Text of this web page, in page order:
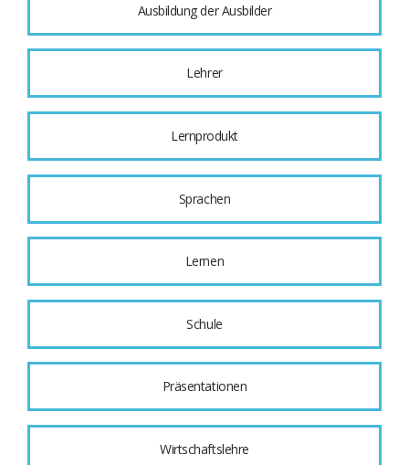
Ausbildung der Ausbilder
Lehrer
Lernprodukt
Sprachen
Lernen
Schule
Präsentationen
Wirtschaftslehre